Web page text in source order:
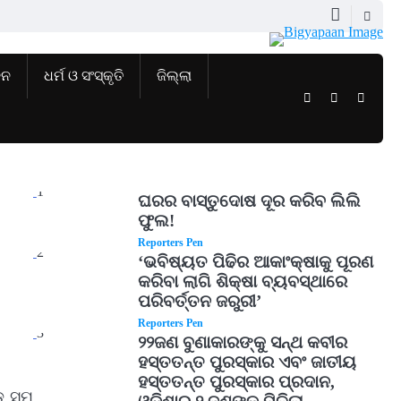
ଧର୍ମ ଓ ସଂସ୍କୃତି ଜିଲ୍ଲା
TwitterFacebook
ସମ୍
1
ଘରର ବାସ୍ତୁଦୋଷ ଦୂର କରିବ ଲିଲି
ଫୁଲ!
Reporters Pen
2
‘ଭବିଷ୍ୟତ ପିଢିର ଆକାଂକ୍ଷାକୁ ପୂରଣ
କରିବା ଲାଗି ଶିକ୍ଷା ବ୍ୟବସ୍ଥାରେ
ପରିବର୍ତ୍ତନ ଜରୁରୀ’
Reporters Pen
3
୨୨ଜଣ ବୁଣାକାରଙ୍କୁ ସନ୍ଥ କବୀର
ହସ୍ତତନ୍ତ ପୁରସ୍କାର ଏବଂ ଜାତୀୟ
ହସ୍ତତନ୍ତ ପୁରସ୍କାର ପ୍ରଦାନ,